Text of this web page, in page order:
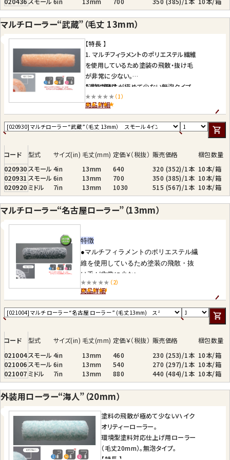
マルチローラー“武蔵”（毛丈 13mm）
【特長 】
1. マルチフィラメントのポリエステル繊維
を使用しているため塗装の飛散・抜け毛
が非常に少ない。
2. 泡の発生が極めて少ない無泡タイプ。
3. あらゆる建築塗料にマルチ対応。
【適応塗料】
◇二液型アクリルウレタン樹脂塗料・アク
リルシリコン樹脂塗料・弱溶剤NAD ウレ
◇アクリル樹脂エナメル・塩化ビニール樹
◇二液型エポキシ樹脂塗料・下塗り塗
◇合成樹脂ペイント・トタンペイント
◇合成樹脂エマルションペイント・水性ツ
ヤ有りペイント
◇低VOC、低臭エマルションペイント ◇
水性ウレタン樹脂塗料
★★★★★ （1）
商品詳細
コード 型式 サイズ(in) 毛丈(mm) 定価￥（税抜） 販売価格
梱包数量
020930スモール 4in 13mm 640 320 (352)/1本 10本/箱
020931 スモール 6in 13mm 700 350 (385)/1本 10本/箱
020920 ミドル 7in 13mm 1030 515 (567)/1本 10本/箱
マルチローラー“名古屋ローラー”（13mm）
特徴
●マルチフィラメントのポリエステル繊
維を使用しているため塗装の飛散・抜
け毛が非常に少ない。
●泡の発生が極めて少ない無泡タイ
●あらゆる建築塗料にマルチ対応。
●二液型アクリルウレタン樹脂塗料・ア
クリルシリコン樹脂塗料・弱溶剤ＮＡ
●アクリル樹脂エナメル・塩化ビニール
樹脂塗料
●二液型エポキシ樹脂塗料・下塗り塗
料
●合成樹脂エマルションペイント・水性
ツヤ有りペイント
●低ＶＯＣ、低臭エマルションペイン
ト
●水性ウレタン樹脂塗料
★★★★★ （2）
商品詳細
コード 型式 サイズ(in) 毛丈(mm) 定価￥（税抜） 販売価格
梱包数量
021004スモール 4in 13mm 460 230 (253)/1本 10本/箱
021006スモール 6in 13mm 540 270 (297)/1本 10本/箱
021007 ミドル 7in 13mm 880 440 (484)/1本 10本/箱
外装用ローラー“海人”（20mm）
塗料の飛散が極めて少ないハイク
オリティーローラー。
環境型塗料対応仕上げ用ローラー
（毛丈20mm）。無泡タイプ。